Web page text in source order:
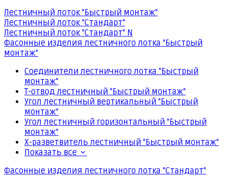
Лестничный лоток "Быстрый монтаж"
Лестничный лоток "Стандарт"
Лестничный лоток "Стандарт" N
Фасонные изделия лестничного лотка "Быстрый
монтаж"
Соединители лестничного лотка "Быстрый
монтаж"
Т-отвод лестничный "Быстрый монтаж"
Угол лестничный вертикальный "Быстрый
монтаж"
Угол лестничный горизонтальный "Быстрый
монтаж"
Х-разветвитель лестничный "Быстрый монтаж"
Показать все
Фасонные изделия лестничного лотка "Стандарт"